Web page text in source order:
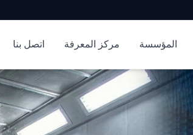
المؤسسة مركز المعرفة اتصل بنا